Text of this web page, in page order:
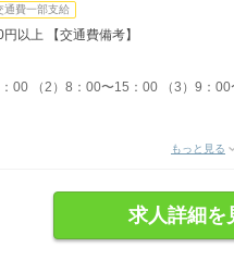
通費一部支給
以上 【交通費備考】
00 （2）8：00〜15：00 （3）9：
もっと見る
求人詳細を